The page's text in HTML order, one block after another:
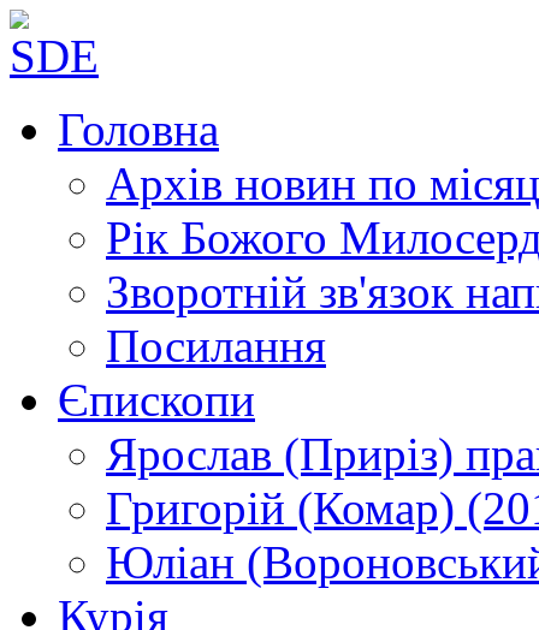
Головна
Архів новин по
Рік Божого
Зворотній зв'язок
Посилання
Єпископи
Ярослав (Приріз)
Григорій (Комар)
Юліан
Курія